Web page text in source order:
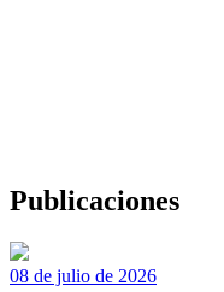
Publicaciones
08 de julio de 2026